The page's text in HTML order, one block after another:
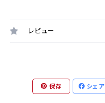
レビュー
保存 シェア